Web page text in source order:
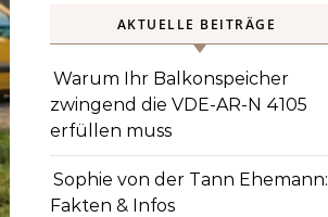
AKTUELLE BEITRÄGE
Warum Ihr Balkonspeicher
zwingend die VDE-AR-N 4105
erfüllen muss
Sophie von der Tann Ehemann:
Fakten & Infos